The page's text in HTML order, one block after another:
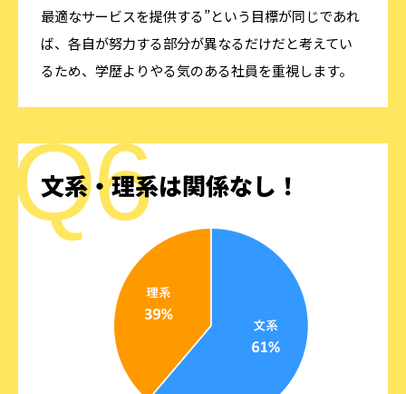
最適なサービスを提供する”という目標が同じであれ
ば、各自が努力する部分が異なるだけだと考えてい
るため、学歴よりやる気のある社員を重視します。
文系・理系は関係なし！